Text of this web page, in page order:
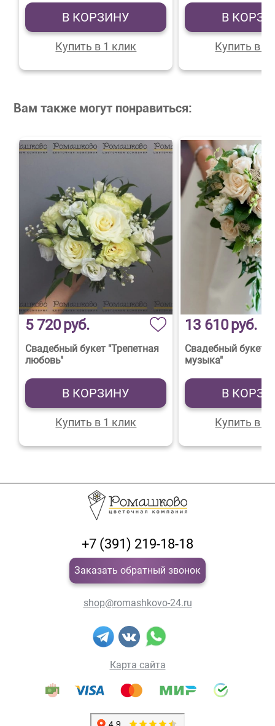
В КОРЗИНУ
Купить в 1 клик
В
Купить в 1
Вам также могут понравиться:
5 720руб.
Свадебный букет "Трепетная
любовь"
В КОРЗИНУ
Купить в 1 клик
13 610руб.
Свадебный букет
музыка"
В
Купить в 1
+7 (391) 219-18-18
Заказать обратный звонок
shop@romashkovo-24.ru
Карта сайта